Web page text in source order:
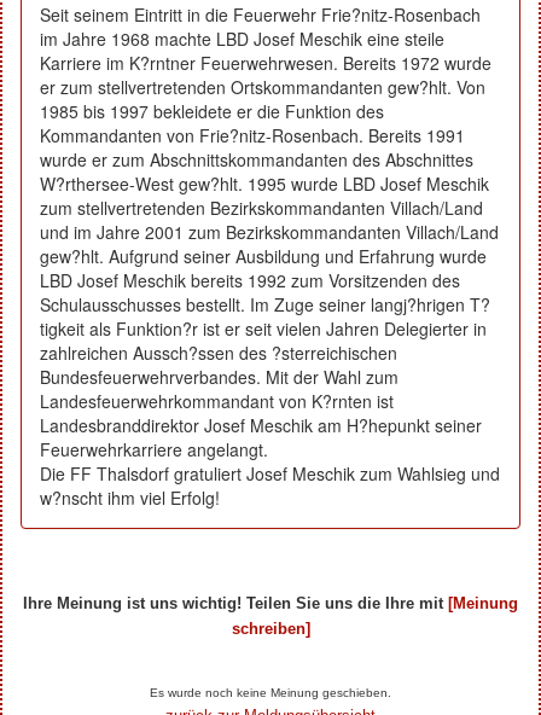
Seit seinem Eintritt in die Feuerwehr Frie?nitz-Rosenbach
im Jahre 1968 machte LBD Josef Meschik eine steile
Karriere im K?rntner Feuerwehrwesen. Bereits 1972 wurde
er zum stellvertretenden Ortskommandanten gew?hlt. Von
1985 bis 1997 bekleidete er die Funktion des
Kommandanten von Frie?nitz-Rosenbach. Bereits 1991
wurde er zum Abschnittskommandanten des Abschnittes
W?rthersee-West gew?hlt. 1995 wurde LBD Josef Meschik
zum stellvertretenden Bezirkskommandanten Villach/Land
und im Jahre 2001 zum Bezirkskommandanten Villach/Land
gew?hlt. Aufgrund seiner Ausbildung und Erfahrung wurde
LBD Josef Meschik bereits 1992 zum Vorsitzenden des
Schulausschusses bestellt. Im Zuge seiner langj?hrigen T?
tigkeit als Funktion?r ist er seit vielen Jahren Delegierter in
zahlreichen Aussch?ssen des ?sterreichischen
Bundesfeuerwehrverbandes. Mit der Wahl zum
Landesfeuerwehrkommandant von K?rnten ist
Landesbranddirektor Josef Meschik am H?hepunkt seiner
Feuerwehrkarriere angelangt.
Die FF Thalsdorf gratuliert Josef Meschik zum Wahlsieg und
w?nscht ihm viel Erfolg!
Ihre Meinung ist uns wichtig! Teilen Sie uns die Ihre mit [Meinung
schreiben]
Es wurde noch keine Meinung geschieben.